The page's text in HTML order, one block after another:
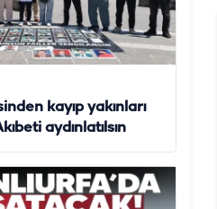
kayıp yakınları
aydınlatılsın